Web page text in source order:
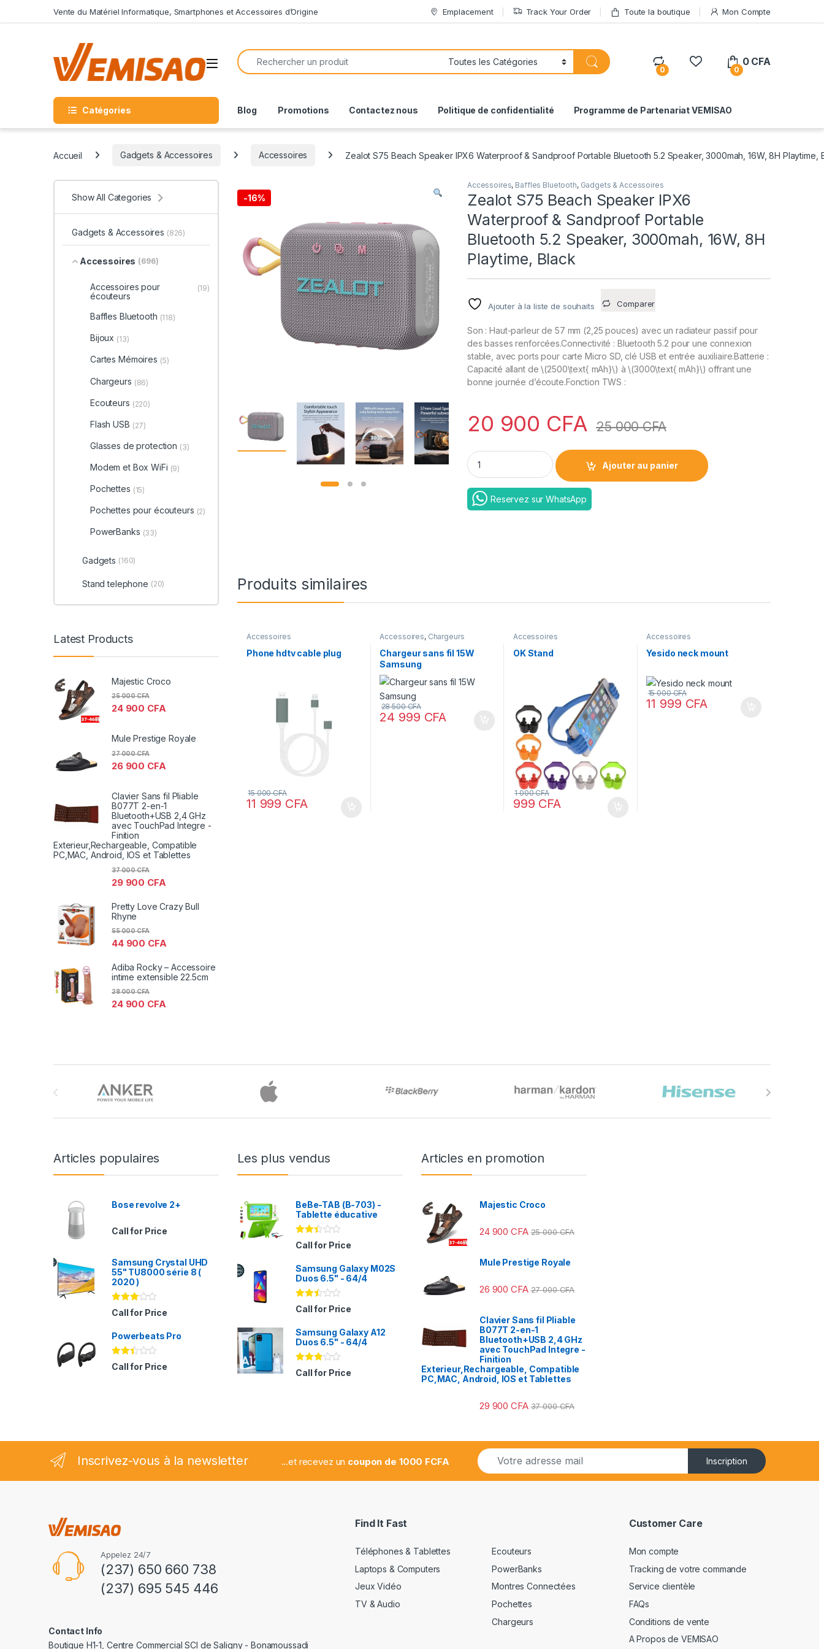
Vente du Matériel Informatique, Smartphones et Accessoires d’Origine Emplacement Track Your Order Toute la boutique Mon Compte
Open
Search for:
0 0
0 CFA
Catégories Blog Promotions Contactez nous Politique de confidentialité Programme de Partenariat VEMISAO
Accueil Gadgets & Accessoires Accessoires Zealot S75 Beach Speaker IPX6 Waterproof & Sandproof Portable Bluetooth 5.2 Speaker, 3000mah, 16W, 8H Playtime,
-16%
Accessoires, Baffles Bluetooth, Gadgets & Accessoires
Zealot S75 Beach Speaker IPX6
Waterproof & Sandproof Portable
Bluetooth 5.2 Speaker, 3000mah, 16W, 8H
Playtime, Black
Ajouter à la liste de souhaits Comparer
Son : Haut-parleur de 57 mm (2,25 pouces) avec un radiateur passif pour
des basses renforcées.Connectivité : Bluetooth 5.2 pour une connexion
stable, avec ports pour carte Micro SD, clé USB et entrée auxiliaire.Batterie :
Capacité allant de \(2500\text{ mAh}\) à \(3000\text{ mAh}\) offrant une
bonne journée d’écoute.Fonction TWS :
20 900 CFA 25 000CFA
Zealot S75 Beach Speaker IPX6 Waterproof & Sandproof Portable Bluetooth 5.2
Ajouter au panier
Reservez sur WhatsApp
Produits similaires
Accessoires
Phone hdtv cable plug
11 999 CFA
15 000CFA
Accessoires, Chargeurs
Chargeur sans fil 15W
Samsung
24 999 CFA
28 500CFA
Accessoires
OK Stand
999 CFA
1 000CFA
Accessoires
Yesido neck mount
11 999 CFA
15 000CFA
Show All Categories
Gadgets & Accessoires (826)
Accessoires (696)
Accessoires pour
écouteurs
(19)
Baffles Bluetooth (118)
Bijoux (13)
Cartes Mémoires (5)
Chargeurs (86)
Ecouteurs (220)
Flash USB (27)
Glasses de protection (3)
Modem et Box WiFi (9)
Pochettes (15)
Pochettes pour écouteurs (2)
PowerBanks (33)
Gadgets (160)
Stand telephone (20)
Latest Products
Majestic Croco
24 900 CFA
25 000CFA
Mule Prestige Royale
26 900 CFA
27 000CFA
Clavier Sans fil Pliable
B077T 2-en-1
Bluetooth+USB 2,4 GHz
avec TouchPad Integre -
Finition
Exterieur,Rechargeable, Compatible
PC,MAC, Android, IOS et Tablettes
29 900 CFA
37 000CFA
Pretty Love Crazy Bull
Rhyne
44 900 CFA
55 000CFA
Adiba Rocky – Accessoire
intime extensible 22.5cm
24 900 CFA
28 000CFA
Articles populaires
Bose revolve 2+
Call for Price
Samsung Crystal UHD
55" TU8000 série 8 (
2020 )
Note
2.94
Call for Price
Powerbeats Pro
Note
2.35
Call for Price
Les plus vendus
BeBe-TAB (B-703) -
Tablette éducative
Note
2.31
5
Call for Price
Samsung Galaxy M02S
Duos 6.5" - 64/4
Note
2.41
5
Call for Price
Samsung Galaxy A12
Duos 6.5" - 64/4
Note
2.78
Call for Price
Articles en promotion
Majestic Croco
24 900CFA 25 000CFA
Mule Prestige Royale
26 900CFA 27 000CFA
Clavier Sans fil Pliable
B077T 2-en-1
Bluetooth+USB 2,4 GHz
avec TouchPad Integre -
Finition
Exterieur,Rechargeable, Compatible
PC,MAC, Android, IOS et Tablettes
29 900CFA 37 000CFA
Inscrivez-vous à la newsletter ...et recevez un coupon de 1000 FCFA
E
m
a
Inscription
Appelez 24/7
(237) 650 660 738
(237) 695 545 446
Contact Info
Boutique H1-1, Centre Commercial SCI de Saligny - Bonamoussadi
Find It Fast
Téléphones & Tablettes
Laptops & Computers
Jeux Vidéo
TV & Audio
Ecouteurs
PowerBanks
Montres Connectées
Pochettes
Chargeurs
Customer Care
Mon compte
Tracking de votre commande
Service clientèle
FAQs
Conditions de vente
A Propos de VEMISAO